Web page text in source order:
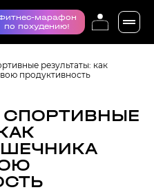
марафон
по похудению!
результаты: как
продуктивность
СПОРТИВНЫЕ